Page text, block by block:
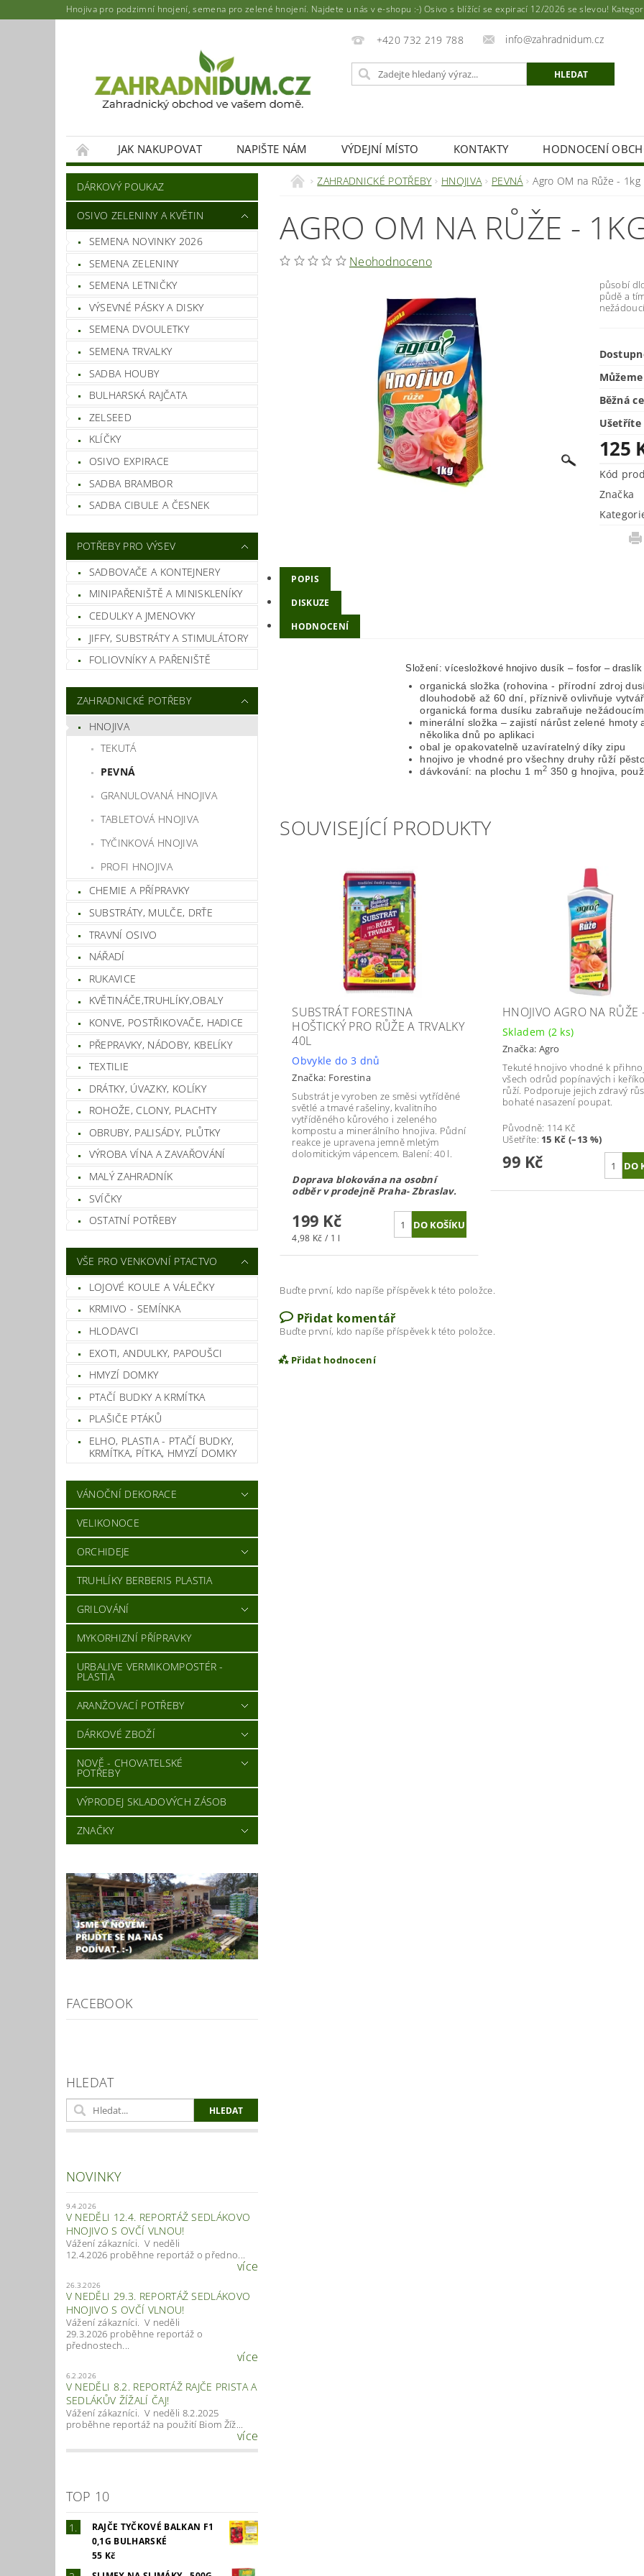
Hnojiva pro podzimní hnojení, semena pro zelené hnojení. Najdete u nás v e-shopu :-) Osivo s blížící se expirací 12/2026 se slevou! Kategorie
+420 732 219 788 info@zahradnidum.cz
JAK NAKUPOVAT NAPIŠTE NÁM VÝDEJNÍ MÍSTO KONTAKTY HODNOCENÍ
DÁRKOVÝ POUKAZ
OSIVO ZELENINY A KVĚTIN
SEMENA NOVINKY 2026
SEMENA ZELENINY
SEMENA LETNIČKY
VÝSEVNÉ PÁSKY A DISKY
SEMENA DVOULETKY
SEMENA TRVALKY
SADBA HOUBY
BULHARSKÁ RAJČATA
ZELSEED
KLÍČKY
OSIVO EXPIRACE
SADBA BRAMBOR
SADBA CIBULE A ČESNEK
POTŘEBY PRO VÝSEV
SADBOVAČE A KONTEJNERY
MINIPAŘENIŠTĚ A MINISKLENÍKY
CEDULKY A JMENOVKY
JIFFY, SUBSTRÁTY A STIMULÁTORY
FOLIOVNÍKY A PAŘENIŠTĚ
ZAHRADNICKÉ POTŘEBY
HNOJIVA
TEKUTÁ
PEVNÁ
GRANULOVANÁ HNOJIVA
TABLETOVÁ HNOJIVA
TYČINKOVÁ HNOJIVA
PROFI HNOJIVA
CHEMIE A PŘÍPRAVKY
SUBSTRÁTY, MULČE, DRŤE
TRAVNÍ OSIVO
NÁŘADÍ
RUKAVICE
KVĚTINÁČE,TRUHLÍKY,OBALY
KONVE, POSTŘIKOVAČE, HADICE
PŘEPRAVKY, NÁDOBY, KBELÍKY
TEXTILIE
DRÁTKY, ÚVAZKY, KOLÍKY
ROHOŽE, CLONY, PLACHTY
OBRUBY, PALISÁDY, PLŮTKY
VÝROBA VÍNA A ZAVAŘOVÁNÍ
MALÝ ZAHRADNÍK
SVÍČKY
OSTATNÍ POTŘEBY
VŠE PRO VENKOVNÍ PTACTVO
LOJOVÉ KOULE A VÁLEČKY
KRMIVO - SEMÍNKA
HLODAVCI
EXOTI, ANDULKY, PAPOUŠCI
HMYZÍ DOMKY
PTAČÍ BUDKY A KRMÍTKA
PLAŠIČE PTÁKŮ
ELHO, PLASTIA - PTAČÍ BUDKY,
KRMÍTKA, PÍTKA, HMYZÍ DOMKY
VÁNOČNÍ DEKORACE
VELIKONOCE
ORCHIDEJE
TRUHLÍKY BERBERIS PLASTIA
GRILOVÁNÍ
MYKORHIZNÍ PŘÍPRAVKY
URBALIVE VERMIKOMPOSTÉR -
PLASTIA
ARANŽOVACÍ POTŘEBY
DÁRKOVÉ ZBOŽÍ
NOVĚ - CHOVATELSKÉ
POTŘEBY
VÝPRODEJ SKLADOVÝCH ZÁSOB
ZNAČKY
FACEBOOK
HLEDAT
NOVINKY
9.4.2026
V NEDĚLI 12.4. REPORTÁŽ SEDLÁKOVO
HNOJIVO S OVČÍ VLNOU!
Vážení zákazníci. V neděli
12.4.2026 proběhne reportáž o předno...
více
26.3.2026
V NEDĚLI 29.3. REPORTÁŽ SEDLÁKOVO
HNOJIVO S OVČÍ VLNOU!
Vážení zákazníci. V neděli
29.3.2026 proběhne reportáž o
přednostech...
více
6.2.2026
V NEDĚLI 8.2. REPORTÁŽ RAJČE PRISTA A
SEDLÁKŮV ŽÍŽALÍ ČAJ!
Vážení zákazníci. V neděli 8.2.2025
proběhne reportáž na použití Biom Žíž...
více
TOP 10
RAJČE TYČKOVÉ BALKAN F1
0,1G BULHARSKÉ
55 Kč
ZAHRADNICKÉ POTŘEBY HNOJIVA PEVNÁ Agro OM na Růže - 1kg
AGRO OM NA RŮŽE -
Neohodnoceno
působí
půdě a
Běžná
Ušetříte
125
Kód
Značka
POPIS
DISKUZE
HODNOCENÍ
Složení: vícesložkové hnojivo dusík – fosfor – draslík
organická složka (rohovina - přírodní zdroj
dlouhodobě až 60 dní, příznivě ovlivňuje
organická forma dusíku zabraňuje
minerální složka – zajistí nárůst zelené
několika dnů po aplikaci
obal je opakovatelně uzavíratelný díky zipu
hnojivo je vhodné pro všechny druhy růží
dávkování: na plochu 1 m2 350 g hnojiva,
SOUVISEJÍCÍ PRODUKTY
SUBSTRÁT FORESTINA
HOŠTICKÝ PRO RŮŽE A TRVALKY
40L
Obvykle do 3 dnů
Značka: Forestina
Substrát je vyroben ze směsi vytříděné
světlé a tmavé rašeliny, kvalitního
vytříděného kůrového i zeleného
kompostu a minerálního hnojiva. Půdní
reakce je upravena jemně mletým
dolomitickým vápencem. Balení: 40 l.
Doprava blokována na osobní
odběr v prodejně Praha- Zbraslav.
199 Kč
4,98 Kč / 1 l
HNOJIVO AGRO NA RŮŽE
Skladem (2 ks)
Značka: Agro
Tekuté hnojivo vhodné k
všech odrůd popínavých i
růží. Podporuje jejich zdravý
bohaté nasazení poupat.
Původně: 114 Kč
Ušetříte: 15 Kč (–13 %)
99 Kč
Buďte první, kdo napíše příspěvek k této položce.
Přidat komentář
Buďte první, kdo napíše příspěvek k této položce.
Přidat hodnocení